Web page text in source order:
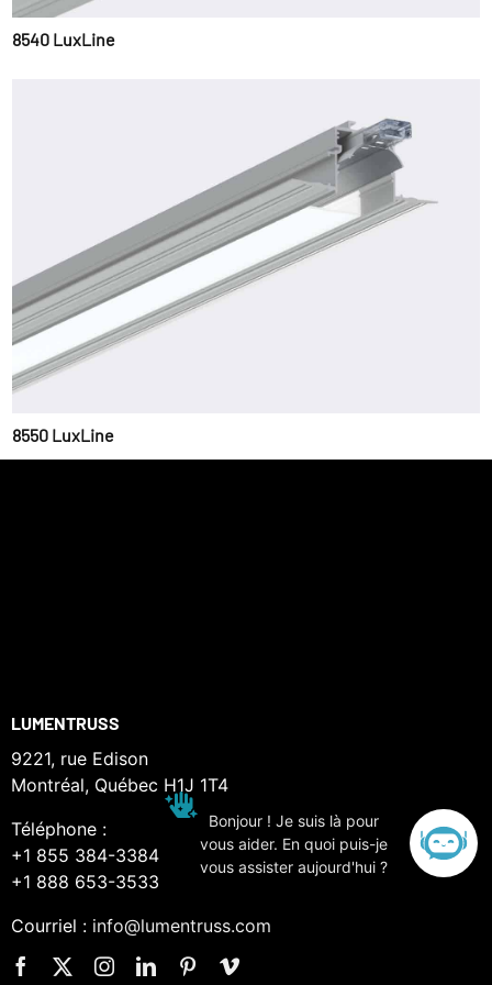
8540 LuxLine
8550 LuxLine
LUMENTRUSS
9221, rue Edison
Montréal, Québec H1J 1T4
Téléphone :
+1 855 384-3384
+1 888 653-3533
Courriel : info@lumentruss.com
Bonjour ! Je suis là pour
vous aider. En quoi puis-je
vous assister aujourd'hui ?